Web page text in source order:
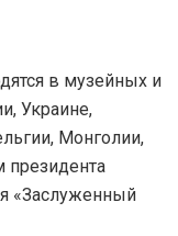
в музейных и
Украине,
Монголии,
президента
«Заслуженный